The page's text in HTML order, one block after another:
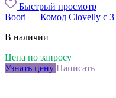
Быстрый просмотр
Boori — Комод Clovelly с 3
В наличии
Цена по запросу
Узнать цену Написать